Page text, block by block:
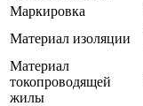
Маркировка
Материал изоляции
Материал
токопроводящей
жилы